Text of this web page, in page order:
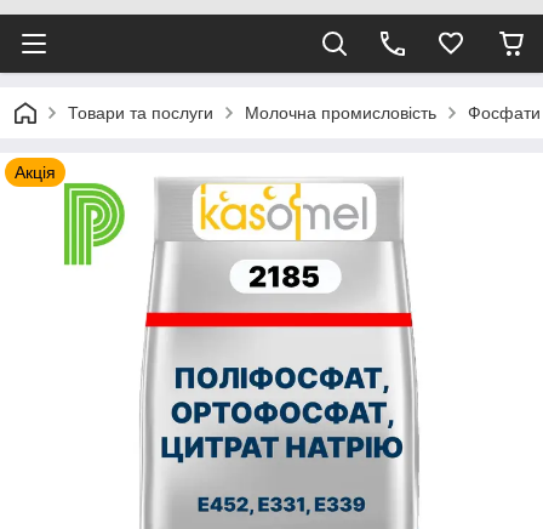
Товари та послуги Молочна промисловість Фосфати
Акція